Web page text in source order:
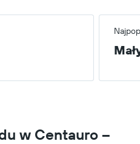
w Centauro –